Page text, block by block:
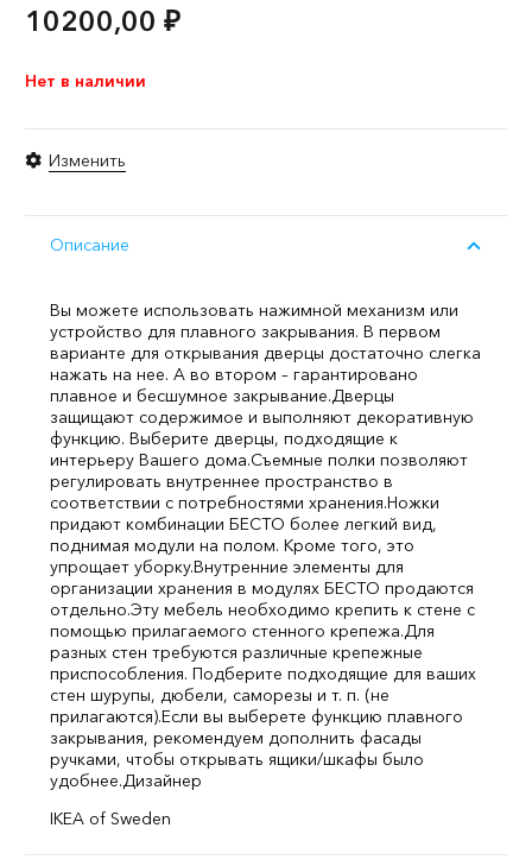
10200,00 ₽
Нет в наличии
Изменить
Описание
Вы можете использовать нажимной механизм или
устройство для плавного закрывания. В первом
варианте для открывания дверцы достаточно слегка
нажать на нее. А во втором – гарантировано
плавное и бесшумное закрывание.Дверцы
защищают содержимое и выполняют декоративную
функцию. Выберите дверцы, подходящие к
интерьеру Вашего дома.Съемные полки позволяют
регулировать внутреннее пространство в
соответствии с потребностями хранения.Ножки
придают комбинации БЕСТО более легкий вид,
поднимая модули на полом. Кроме того, это
упрощает уборку.Внутренние элементы для
организации хранения в модулях БЕСТО продаются
отдельно.Эту мебель необходимо крепить к стене с
помощью прилагаемого стенного крепежа.Для
разных стен требуются различные крепежные
приспособления. Подберите подходящие для ваших
стен шурупы, дюбели, саморезы и т. п. (не
прилагаются).Если вы выберете функцию плавного
закрывания, рекомендуем дополнить фасады
ручками, чтобы открывать ящики/шкафы было
удобнее.Дизайнер
IKEA of Sweden